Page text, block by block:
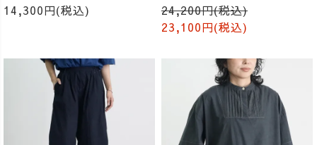
14,300円(税込)
24,200円(税込)
23,100円(税込)